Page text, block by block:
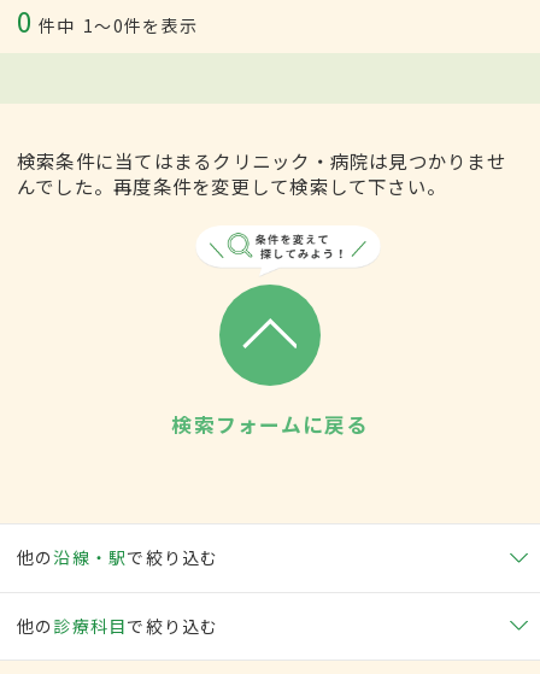
0 件中 1〜0件を表示
検索条件に当てはまるクリニック・病院は見つかりませ
んでした。再度条件を変更して検索して下さい。
検索フォームに戻る
他の沿線・駅で絞り込む
他の 診療科目で絞り込む